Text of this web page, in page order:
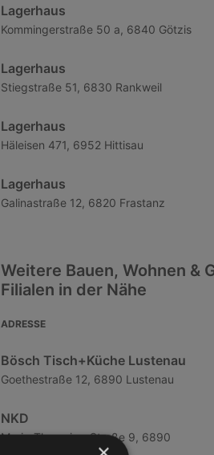
Lagerhaus
Kommingerstraße 50 a, 6840 Götzis
Lagerhaus
Stiegstraße 51, 6830 Rankweil
Lagerhaus
Häleisen 471, 6952 Hittisau
Lagerhaus
Galinastraße 12, 6820 Frastanz
Weitere Bauen, Wohnen &
Filialen in der Nähe
ADRESSE
Bösch Tisch+Küche Lustenau
Goethestraße 12, 6890 Lustenau
NKD
Maria-Theresien-Straße 9, 6890